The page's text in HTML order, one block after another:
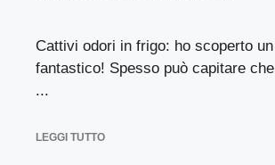
Cattivi odori in frigo: ho scoperto
fantastico! Spesso può capitare
...
LEGGI TUTTO